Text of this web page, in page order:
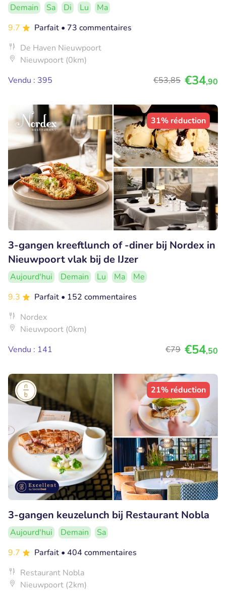
Demain Sa Di Lu
Ma
9.7
Parfait • 73 commentaires
De Haven Nieuwpoort
Nieuwpoort (0km)
Vendu : 395
€53,85 €34,90
31% réduction
3-gangen kreeftlunch of -diner bij Nordex in
Nieuwpoort vlak bij de IJzer
Aujourd'hui Demain Lu Ma
Me
9.3
Parfait • 152 commentaires
Nordex
Nieuwpoort (0km)
Vendu : 141
€79 €54,50
21% réduction
3-gangen keuzelunch bij Restaurant Nobla
Aujourd'hui Demain
Sa
9.7
Parfait • 404 commentaires
Restaurant Nobla
Nieuwpoort (2km)